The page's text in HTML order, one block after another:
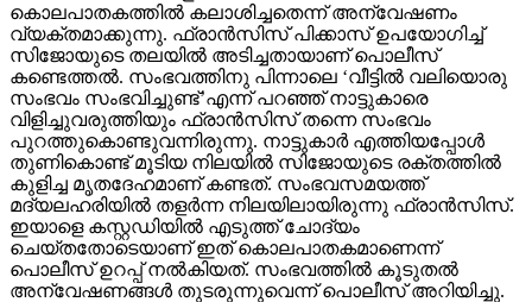
കൊലപാതകത്തില്‍ കലാശിച്ചതെന്ന് അന്വേഷണം
വ്യക്തമാക്കുന്നു. ഫ്രാന്‍സിസ് പിക്കാസ് ഉപയോഗിച്ച്
സിജോയുടെ തലയില്‍ അടിച്ചതായാണ് പൊലീസ്
കണ്ടെത്തല്‍. സംഭവത്തിനു പിന്നാലെ ‘വീട്ടില്‍ വലിയൊരു
സംഭവം സംഭവിച്ചുണ്ട്’എന്ന് പറഞ്ഞ് നാട്ടുകാരെ
വിളിച്ചുവരുത്തിയും ഫ്രാന്‍സിസ് തന്നെ സംഭവം
പുറത്തുകൊണ്ടുവന്നിരുന്നു. നാട്ടുകാര്‍ എത്തിയപ്പോള്‍
തുണികൊണ്ട് മൂടിയ നിലയില്‍ സിജോയുടെ രക്തത്തില്‍
കുളിച്ച മൃതദേഹമാണ് കണ്ടത്. സംഭവസമയത്ത്
മദ്യലഹരിയില്‍ തളര്‍ന്ന നിലയിലായിരുന്നു ഫ്രാന്‍സിസ്.
ഇയാളെ കസ്റ്റഡിയില്‍ എടുത്ത് ചോദ്യം
ചെയ്തതോടെയാണ് ഇത് കൊലപാതകമാണെന്ന്
പൊലീസ് ഉറപ്പ് നല്‍കിയത്. സംഭവത്തില്‍ കൂടുതല്‍
അന്വേഷണങ്ങള്‍ തുടരുന്നുവെന്ന് പൊലീസ് അറിയിച്ചു.